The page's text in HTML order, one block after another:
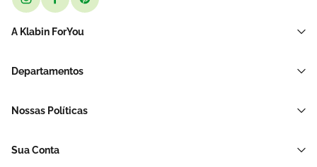
A Klabin ForYou
Black Friday
Blog
Departamentos
Sacos e Sacolas
Acessórios Para Embalagens
Nossas Políticas
Política de Devolução e Reembolso
Sua Conta